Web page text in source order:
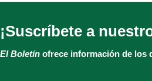
¡Suscríbete a
El Boletín ofrece información de los